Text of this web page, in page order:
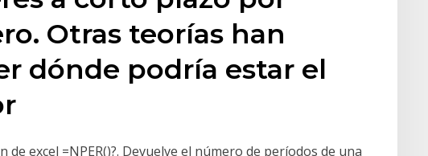
Otras teorías han
dónde podría estar el
de excel =NPER()?. Devuelve el número de períodos de una